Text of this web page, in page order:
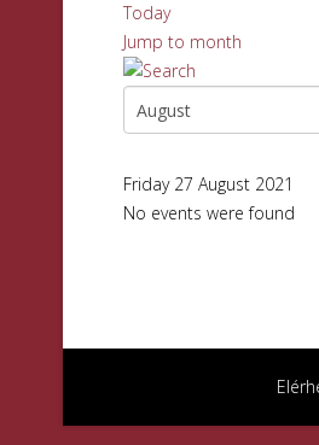
Today
Jump to month
Friday 27 August 2021
No events were found